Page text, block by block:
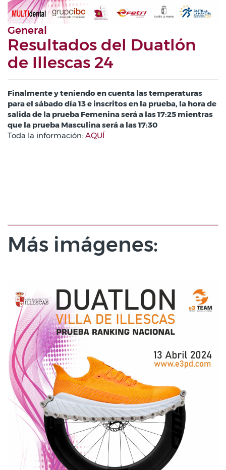
General
Resultados del Duatlón
de Illescas 24
Finalmente y teniendo en cuenta las temperaturas
para el sábado día 13 e inscritos en la prueba, la hora de
salida de la prueba Femenina será a las 17:25 mientras
que la prueba Masculina será a las 17:30
Toda la información: AQUÍ
Más imágenes: